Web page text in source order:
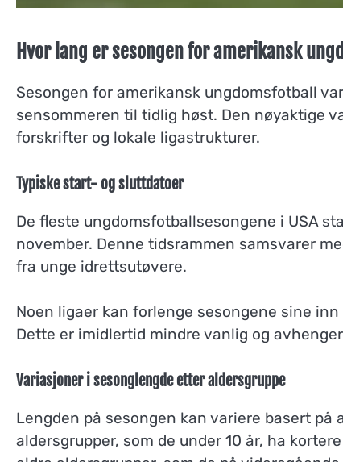
Hvor lang er sesongen for amerikansk
Sesongen for amerikansk ungdomsfotball
sensommeren til tidlig høst. Den nøyaktige
forskrifter og lokale ligastrukturer.
Typiske start- og sluttdatoer
De fleste ungdomsfotballsesongene i USA
november. Denne tidsrammen samsvarer
fra unge idrettsutøvere.
Noen ligaer kan forlenge sesongene sine
Dette er imidlertid mindre vanlig og
Variasjoner i sesonglengde etter aldersgruppe
Lengden på sesongen kan variere basert
aldersgrupper, som de under 10 år, ha